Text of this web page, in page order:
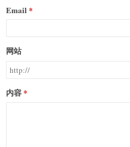
Email
网站
内容